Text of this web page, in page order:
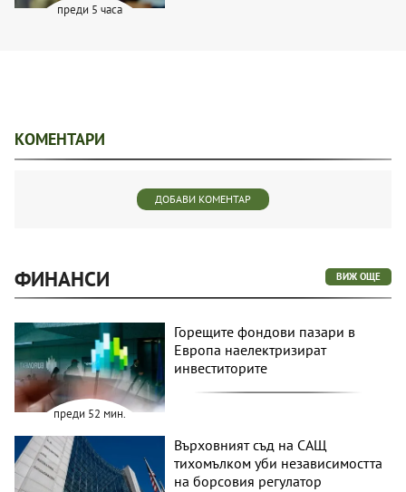
преди 5 часа
КОМЕНТАРИ
ДОБАВИ КОМЕНТАР
ФИНАНСИ ВИЖ ОЩЕ
преди 52 мин.
Горещите фондови пазари в
Европа наелектризират
инвеститорите
Върховният съд на САЩ
тихомълком уби независимостта
на борсовия регулатор